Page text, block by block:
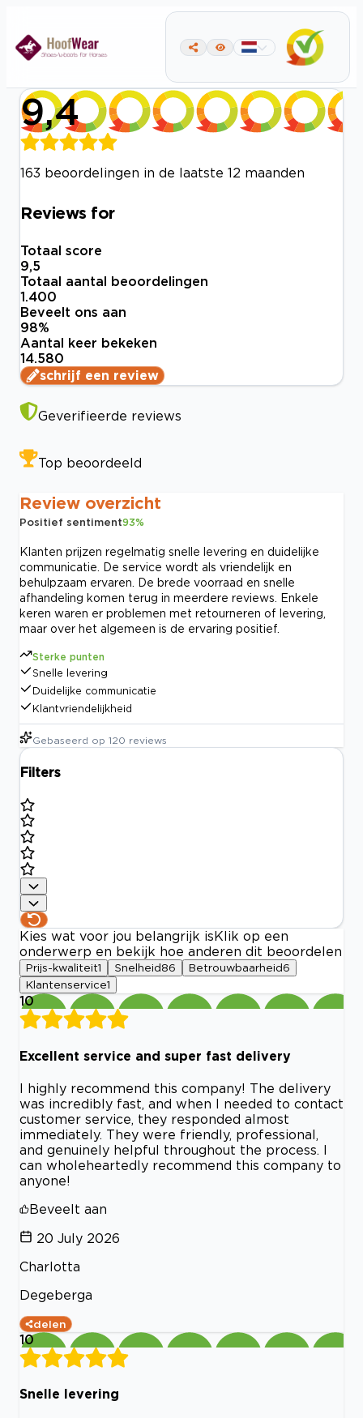
9,4
163 beoordelingen in de laatste 12 maanden
Reviews for
Totaal score
9,5
Totaal aantal beoordelingen
1.400
Beveelt ons aan
98%
Aantal keer bekeken
14.580
schrijf een review
Geverifieerde reviews
Top beoordeeld
Review overzicht
Positief sentiment93%
Klanten prijzen regelmatig snelle levering en duidelijke
communicatie. De service wordt als vriendelijk en
behulpzaam ervaren. De brede voorraad en snelle
afhandeling komen terug in meerdere reviews. Enkele
keren waren er problemen met retourneren of levering,
maar over het algemeen is de ervaring positief.
Sterke punten
Snelle levering
Duidelijke communicatie
Klantvriendelijkheid
Gebaseerd op 120 reviews
Filters
Kies wat voor jou belangrijk is Klik op een
onderwerp en bekijk hoe anderen dit beoordelen
Prijs-kwaliteit1 Snelheid 86 Betrouwbaarheid 6
Klantenservice1
10
Excellent service and super fast delivery
I highly recommend this company! The delivery
was incredibly fast, and when I needed to contact
customer service, they responded almost
immediately. They were friendly, professional,
and genuinely helpful throughout the process. I
can wholeheartedly recommend this company to
anyone!
Beveelt aan
20 July 2026
Charlotta
Degeberga
delen
10
Snelle levering